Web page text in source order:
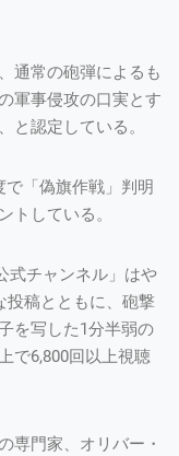
通常の砲弾によるも
軍事侵攻の口実とす
と認定している。
「偽旗作戦」判明
トしている。
式チャンネル」はや
投稿とともに、砲撃
を写した1分半弱の
で6,800回以上視聴
専門家、オリバー・